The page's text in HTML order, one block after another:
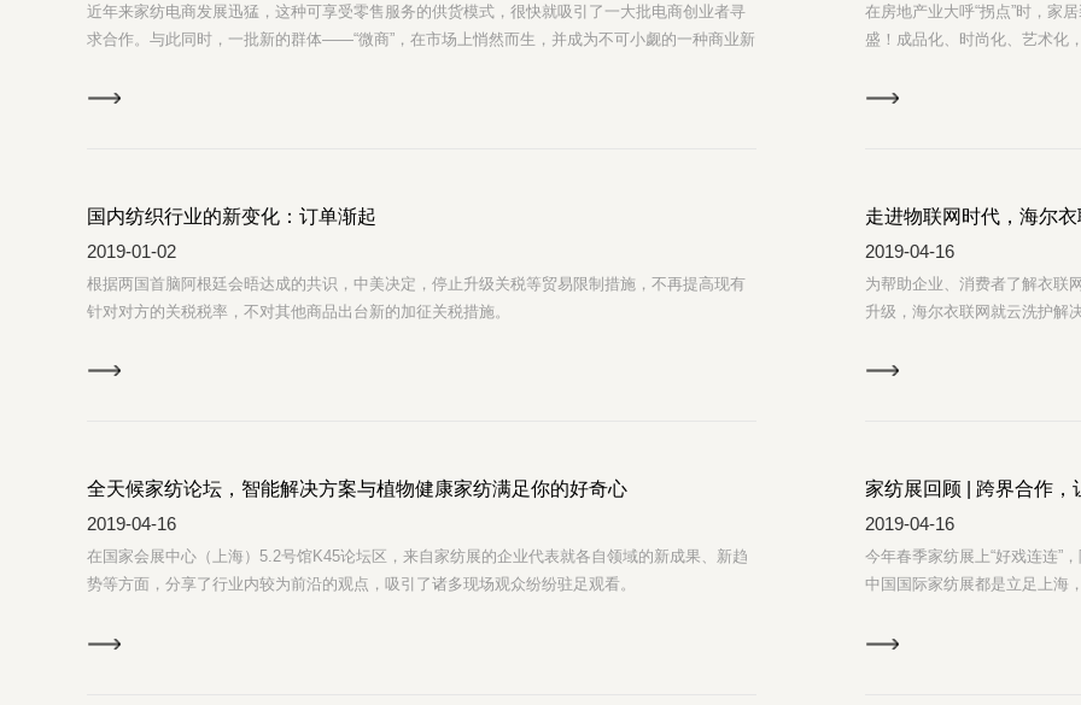
近年来家纺电商发展迅猛，这种可享受零售服务的供货模式，很快就吸引了一大批电商创业者寻
求合作。与此同时，一批新的群体——“微商”，在市场上悄然而生，并成为不可小觑的一种商业新
在房地产业大呼“拐点”时，家
盛！成品化、时尚化、艺术化
国内纺织行业的新变化：订单渐起
2019-01-02
根据两国首脑阿根廷会晤达成的共识，中美决定，停止升级关税等贸易限制措施，不再提高现有
针对对方的关税税率，不对其他商品出台新的加征关税措施。
走进物联网时代，海尔
2019-04-16
为帮助企业、消费者了解衣联
升级，海尔衣联网就云洗护解
全天候家纺论坛，智能解决方案与植物健康家纺满足你的好奇心
2019-04-16
在国家会展中心（上海）5.2号馆K45论坛区，来自家纺展的企业代表就各自领域的新成果、新趋
势等方面，分享了行业内较为前沿的观点，吸引了诸多现场观众纷纷驻足观看。
家纺展回顾 | 跨界合作，
2019-04-16
今年春季家纺展上“好戏连连”
中国国际家纺展都是立足上海